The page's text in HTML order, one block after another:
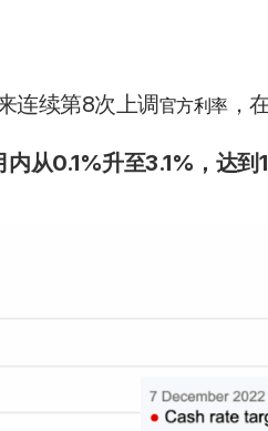
连续第8次上调官方利率，
从0.1%升至3.1%，达到